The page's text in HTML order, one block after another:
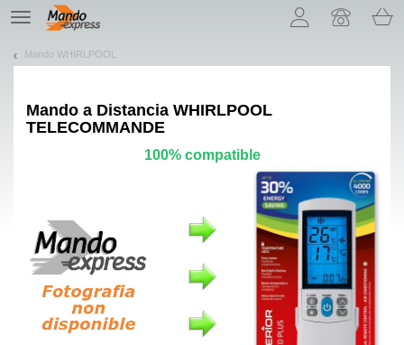
TE
navigation
Mando WHIRLPOOL
Mando a Distancia WHIRLPOOL
TELECOMMANDE
100% compatible
¡Permítenos presentarte nuestras cookies!